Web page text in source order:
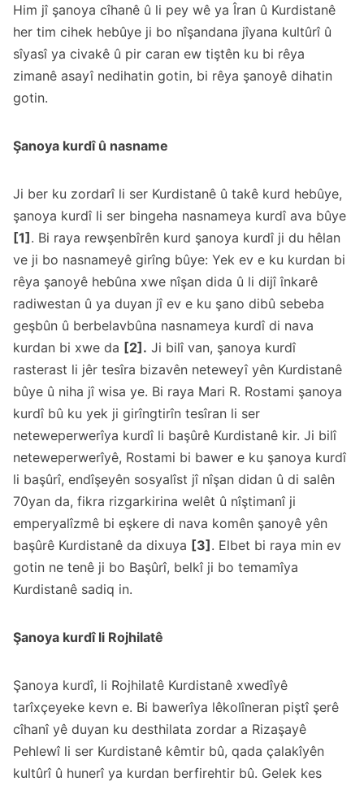
Him jî şanoya cîhanê û li pey wê ya Îran û Kurdistanê
her tim cihek hebûye ji bo nîşandana jîyana kultûrî û
sîyasî ya civakê û pir caran ew tiştên ku bi rêya
zimanê asayî nedihatin gotin, bi rêya şanoyê dihatin
gotin.
Şanoya kurdî û nasname
Ji ber ku zordarî li ser Kurdistanê û takê kurd hebûye,
şanoya kurdî li ser bingeha nasnameya kurdî ava bûye
[1] . Bi raya rewşenbîrên kurd şanoya kurdî ji du hêlan
ve ji bo nasnameyê girîng bûye: Yek ev e ku kurdan bi
rêya şanoyê hebûna xwe nîşan dida û li dijî înkarê
radiwestan û ya duyan jî ev e ku şano dibû sebeba
geşbûn û berbelavbûna nasnameya kurdî di nava
kurdan bi xwe da [2]. Ji bilî van, şanoya kurdî
rasterast li jêr tesîra bizavên neteweyî yên Kurdistanê
bûye û niha jî wisa ye. Bi raya Mari R. Rostami şanoya
kurdî bû ku yek ji girîngtirîn tesîran li ser
neteweperwerîya kurdî li başûrê Kurdistanê kir. Ji bilî
neteweperwerîyê, Rostami bi bawer e ku şanoya kurdî
li başûrî, endîşeyên sosyalîst jî nîşan didan û di salên
70yan da, fikra rizgarkirina welêt û nîştimanî ji
emperyalîzmê bi eşkere di nava komên şanoyê yên
başûrê Kurdistanê da dixuya [3] . Elbet bi raya min ev
gotin ne tenê ji bo Başûrî, belkî ji bo temamîya
Kurdistanê sadiq in.
Şanoya kurdî li Rojhilatê
Şanoya kurdî, li Rojhilatê Kurdistanê xwedîyê
tarîxçeyeke kevn e. Bi bawerîya lêkolîneran piştî şerê
cîhanî yê duyan ku desthilata zordar a Rizaşayê
Pehlewî li ser Kurdistanê kêmtir bû, qada çalakîyên
kultûrî û hunerî ya kurdan berfirehtir bû. Gelek kes